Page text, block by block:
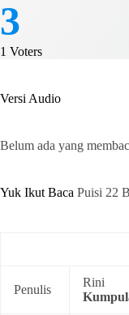
3
1 Voters
Versi Audio
Belum ada yang
Yuk Ikut Baca Puisi 22
Penulis
Rini